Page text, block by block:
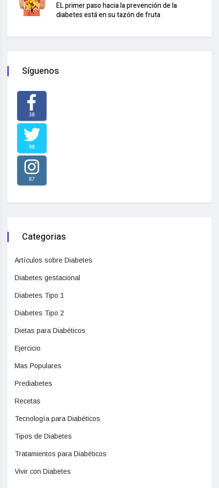
EL primer paso hacia la prevención de la
diabetes está en su tazón de fruta
Síguenos
38
98
87
Categorias
Artículos sobre Diabetes
Diabetes gestacional
Diabetes Tipo 1
Diabetes Tipo 2
Dietas para Diabéticos
Ejercicio
Mas Populares
Prediabetes
Recetas
Tecnología para Diabéticos
Tipos de Diabetes
Tratamientos para Diabéticos
Vivir con Diabetes